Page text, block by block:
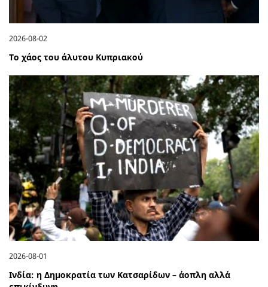
2026-08-02
Το χάος του άλυτου Κυπριακού
2026-08-01
Ινδία: η Δημοκρατία των Κατσαρίδων – άοπλη αλλά